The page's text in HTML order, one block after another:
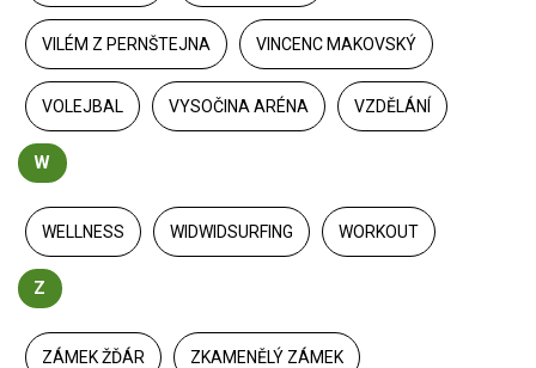
VILÉM Z PERNŠTEJNA VINCENC MAKOVSKÝ
VOLEJBAL VYSOČINA ARÉNA VZDĚLÁNÍ
W
WELLNESS WIDWIDSURFING WORKOUT
Z
ZÁMEK ŽĎÁR ZKAMENĚLÝ ZÁMEK